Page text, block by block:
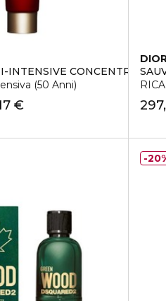
INTENSIVE CONCENTRÉ
(50 Anni)
€